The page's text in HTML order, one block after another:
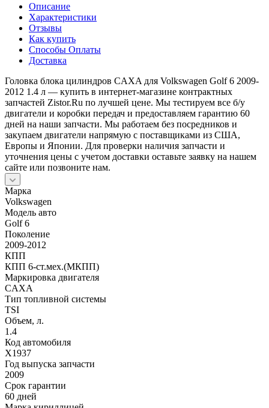
Описание
Характеристики
Отзывы
Как купить
Способы Оплаты
Доставка
Головка блока цилиндров CAXA для Volkswagen Golf 6 2009-
2012 1.4 л — купить в интернет-магазине контрактных
запчастей Zistor.Ru по лучшей цене. Мы тестируем все б/у
двигатели и коробки передач и предоставляем гарантию 60
дней на наши запчасти. Мы работаем без посредников и
закупаем двигатели напрямую с поставщиками из США,
Европы и Японии. Для проверки наличия запчасти и
уточнения цены с учетом доставки оставьте заявку на нашем
сайте или позвоните нам.
Марка
Volkswagen
Модель авто
Golf 6
Поколение
2009-2012
КПП
КПП 6-ст.мех.(МКПП)
Маркировка двигателя
CAXA
Тип топливной системы
TSI
Объем, л.
1.4
Код автомобиля
X1937
Год выпуска запчасти
2009
Срок гарантии
60 дней